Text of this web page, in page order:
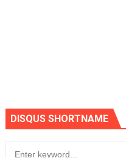
DISQUS SHORTNAME